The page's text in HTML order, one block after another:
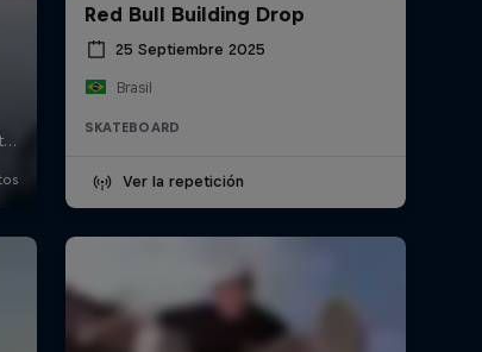
Red Bull Building Drop
25 Septiembre 2025
Brasil
SKATEBOARD
Ver la repetición